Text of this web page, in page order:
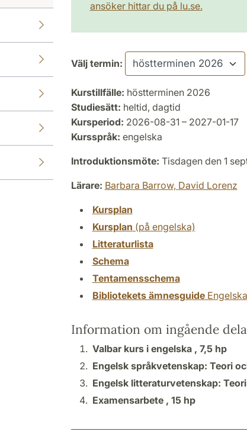
ansöker hittar du på lu.se.
Välj termin:
Kurstillfälle: höstterminen 2026
Studiesätt: heltid, dagtid
Kursperiod: 2026-08-31 – 2027-01-17
Kursspråk: engelska
Introduktionsmöte: Tisdagen den 1
Lärare: Barbara Barrow, David Lorenz
Kursplan
Kursplan (på engelska)
Litteraturlista
Schema
Tentamensschema
Bibliotekets ämnesguideEngelska
Information om ingående
Valbar kurs i engelska , 7,5 hp
Engelsk språkvetenskap: Teori
Engelsk litteraturvetenskap:
Examensarbete , 15 hp